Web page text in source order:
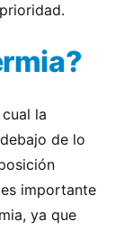
la
de lo
importante
ya que